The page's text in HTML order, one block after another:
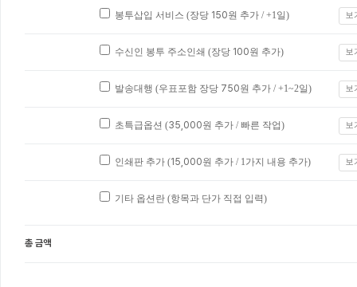
봉투삽입 서비스 (장당 150원 추가 / +1일) 보
수신인 봉투 주소인쇄 (장당 100원 추가) 보
발송대행 (우표포함 장당 750원 추가 / +1~2일) 보
초특급옵션 (35,000원 추가 / 빠른 작업) 보
인쇄판 추가 (15,000원 추가 / 1가지 내용 추가) 보
기타 옵션란 (항목과 단가 직접 입력)
총 금액